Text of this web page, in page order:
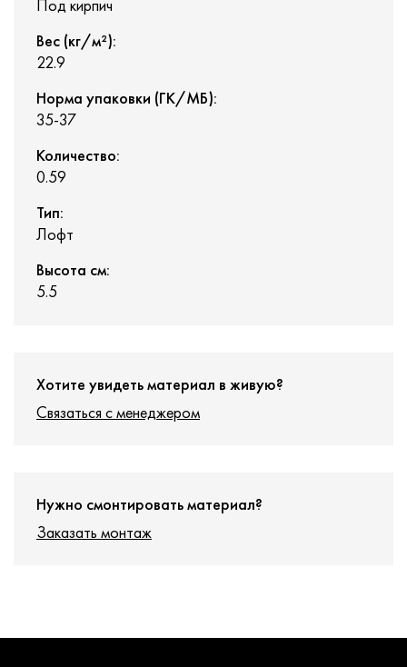
Под кирпич
Вес (кг/м²):
22.9
Норма упаковки (ГК/МБ):
35-37
Количество:
0.59
Тип:
Лофт
Высота см:
5.5
Хотите увидеть материал в живую?
Связаться с менеджером
Нужно смонтировать материал?
Заказать монтаж